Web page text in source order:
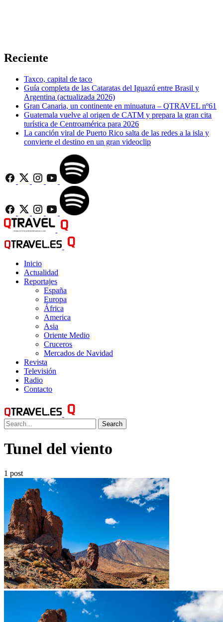
Reciente
Taxco, capital de taco
Guía completa de las Cataratas del Iguazú entre Brasil y
Argentina (actualizada 2026)
Gran Canaria, un continente en minuatura – QTRAVEL nº61
Guatemala vuelve al origen de CATM y prepara la gran cita
turística de Centroamérica para 2026
La canción viral de Puerto Rico salta de las redes a la isla y
convierte el destino en un gran videoclip
Inicio
Actualidad
Reportajes
España
Europa
África
America
Asia
Oriente Medio
Cruceros
Mercados de Navidad
Revista
Televisión
Radio
Contacto
Search
Tunel del viento
1 post